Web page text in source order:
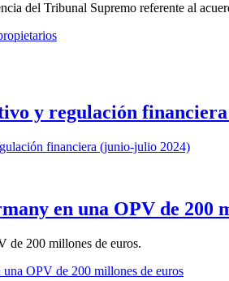
del Tribunal Supremo referente al
y regulación
financiera (junio-julio 2024)
en una OPV de 200
de 200 millones de euros.
OPV de 200 millones de euros